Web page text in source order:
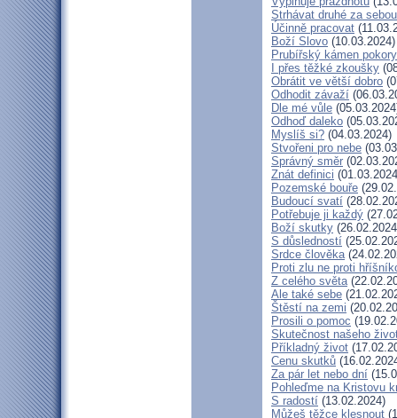
Strhávat druhé za sebou
Účinně pracovat
Boží Slovo (10.03.2024)
Prubířský kámen pokory
I přes těžké zkoušky
Obrátit ve větší dobro
Odhodit závaží
Dle mé vůle
Odhoď daleko
Myslíš si? (04.03.2024)
Stvořeni pro nebe
Správný směr
Znát definici
Pozemské bouře
Budoucí svatí
Potřebuje ji každý
Boží skutky
S důsledností
Srdce člověka
Proti zlu ne proti
Z celého světa
Ale také sebe
Štěstí na zemi
Prosili o pomoc
Skutečnost našeho
Příkladný život
Cenu skutků
Za pár let nebo dní
Pohleďme na Kristovu
S radostí (13.02.2024)
Můžeš těžce klesnout